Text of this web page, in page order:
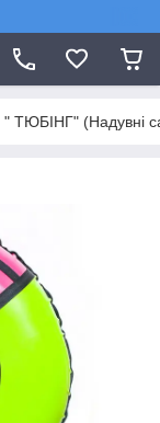
" TЮБІНГ" (Надувні